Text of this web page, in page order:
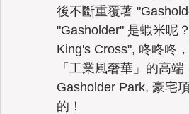
後不斷重覆著
"Gasholder" 是蝦米呢
King's Cross", 咚咚咚
「工業風奢華」的高
Gasholder Park, 豪宅
的！